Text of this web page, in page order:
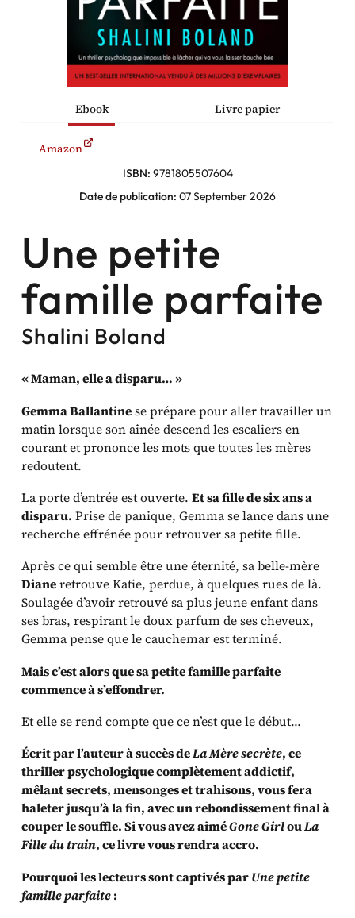
Instagram
Ebook Livre papier
Amazon
ISBN: 9781805507604
Date de publication: 07 September 2026
Une petite
famille parfaite
Shalini Boland
« Maman, elle a disparu… »
Gemma Ballantinese prépare pour aller travailler un
matin lorsque son aînée descend les escaliers en
courant et prononce les mots que toutes les mères
redoutent.
La porte d’entrée est ouverte.Et sa fille de six ans a
disparu. Prise de panique, Gemma se lance dans une
recherche effrénée pour retrouver sa petite fille.
Après ce qui semble être une éternité, sa belle-mère
Dianeretrouve Katie, perdue, à quelques rues de là.
Soulagée d’avoir retrouvé sa plus jeune enfant dans
ses bras, respirant le doux parfum de ses cheveux,
Gemma pense que le cauchemar est terminé.
Mais c’est alors que sa petite famille parfaite
commence à s’effondrer.
Et elle se rend compte que ce n’est que le début…
Écrit par l’auteur à succès deLa Mère secrète, ce
thriller psychologique complètement addictif,
mêlant secrets, mensonges et trahisons, vous fera
haleter jusqu’à la fin, avec un rebondissement final à
couper le souffle. Si vous avez aiméGone GirlouLa
Fille du train, ce livre vous rendra accro.
Pourquoi les lecteurs sont captivés parUne petite
famille parfaite: